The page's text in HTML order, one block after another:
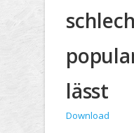
lässt
Download